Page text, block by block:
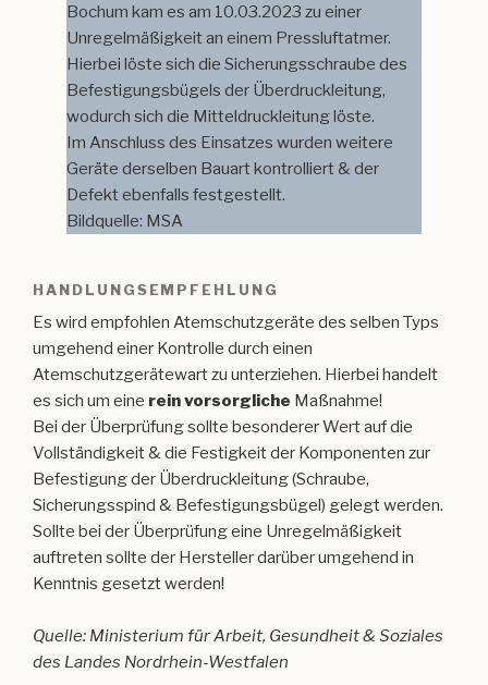
Bochum kam es am 10.03.2023 zu einer
Unregelmäßigkeit an einem Pressluftatmer.
Hierbei löste sich die Sicherungsschraube des
Befestigungsbügels der Überdruckleitung,
wodurch sich die Mitteldruckleitung löste.
Im Anschluss des Einsatzes wurden weitere
Geräte derselben Bauart kontrolliert & der
Defekt ebenfalls festgestellt.
Bildquelle: MSA
HANDLUNGSEMPFEHLUNG
Es wird empfohlen Atemschutzgeräte des selben Typs
umgehend einer Kontrolle durch einen
Atemschutzgerätewart zu unterziehen. Hierbei handelt
es sich um eine rein vorsorgliche Maßnahme!
Bei der Überprüfung sollte besonderer Wert auf die
Vollständigkeit & die Festigkeit der Komponenten zur
Befestigung der Überdruckleitung (Schraube,
Sicherungsspind & Befestigungsbügel) gelegt werden.
Sollte bei der Überprüfung eine Unregelmäßigkeit
auftreten sollte der Hersteller darüber umgehend in
Kenntnis gesetzt werden!
Quelle: Ministerium für Arbeit, Gesundheit & Soziales
des Landes Nordrhein-Westfalen